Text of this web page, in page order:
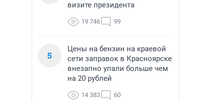
визите президента
19 746 99
5
Цены на бензин на краевой
сети заправок в Красноярске
внезапно упали больше чем
на 20 рублей
14 383 60